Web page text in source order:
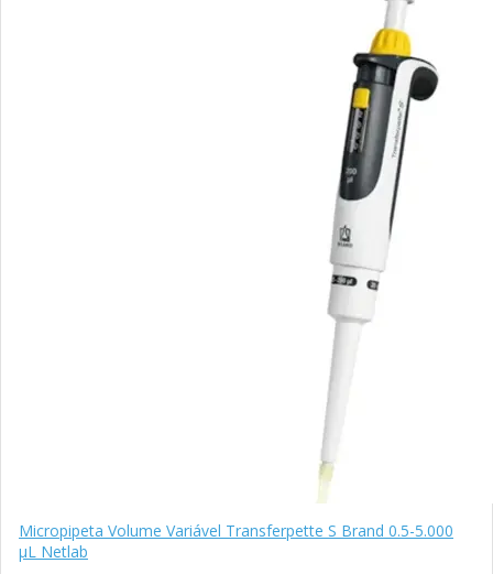
Micropipeta Volume Variável Transferpette S Brand 0.5-5.000
µL Netlab